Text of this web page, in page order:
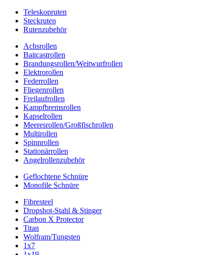
Teleskopruten
Steckruten
Rutenzubehör
Achsrollen
Baitcastrollen
Brandungsrollen/Weitwurfrollen
Elektrorollen
Federrollen
Fliegenrollen
Freilaufrollen
Kampfbremsrollen
Kapselrollen
Meeresrollen/Großfischrollen
Multirollen
Spinnrollen
Stationärrollen
Angelrollenzubehör
Geflochtene Schnüre
Monofile Schnüre
Fibresteel
Dropshot-Stahl & Stinger
Carbon X Protector
Titan
Wolfram/Tungsten
1x7